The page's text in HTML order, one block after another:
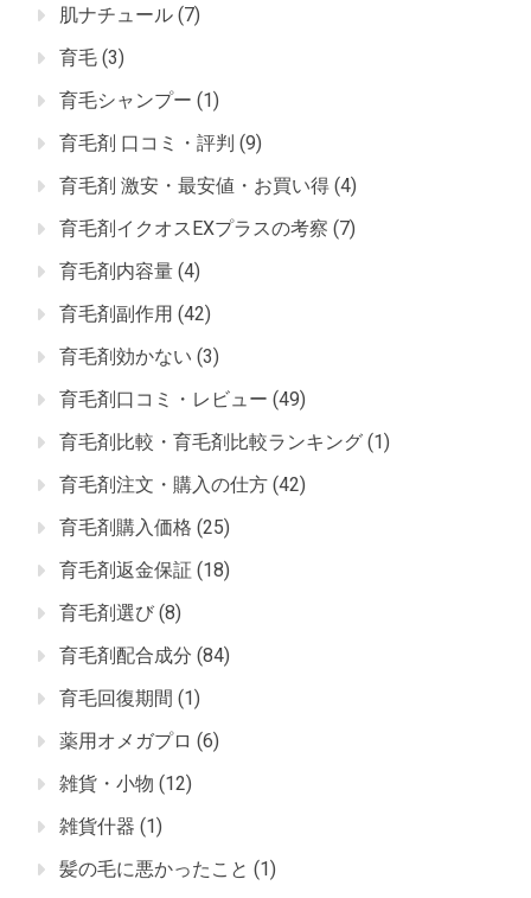
肌ナチュール (7)
育毛 (3)
育毛シャンプー (1)
育毛剤 口コミ・評判 (9)
育毛剤 激安・最安値・お買い得 (4)
育毛剤イクオスEXプラスの考察 (7)
育毛剤内容量 (4)
育毛剤副作用 (42)
育毛剤効かない (3)
育毛剤口コミ・レビュー (49)
育毛剤比較・育毛剤比較ランキング (1)
育毛剤注文・購入の仕方 (42)
育毛剤購入価格 (25)
育毛剤返金保証 (18)
育毛剤選び (8)
育毛剤配合成分 (84)
育毛回復期間 (1)
薬用オメガプロ (6)
雑貨・小物 (12)
雑貨什器 (1)
髪の毛に悪かったこと (1)